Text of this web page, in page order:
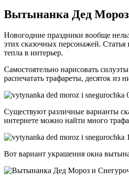
Вытынанка Дед Мороз
Новогодние праздники вообще
этих сказочных персонажей.
тепла в интерьер.
Самостоятельно нарисовать
распечатать трафареты, десяток из
Существуют различные варианты
интернете можно найти много
Вот вариант украшения окна